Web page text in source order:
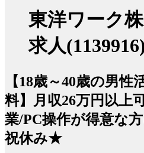
東洋ワーク
求人
【18歳～40歳の男
料】月収26万円以上
業/PC操作が得意な
祝休み★